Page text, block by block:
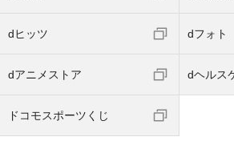
dヒッツ dフォト
dアニメストア dヘルス
ドコモスポーツくじ